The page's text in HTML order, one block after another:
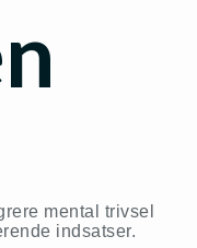
mental trivsel
indsatser.